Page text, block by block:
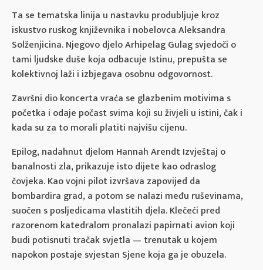
Ta se tematska linija u nastavku produbljuje kroz
iskustvo ruskog književnika i nobelovca Aleksandra
Solženjicina. Njegovo djelo Arhipelag Gulag svjedoči o
tami ljudske duše koja odbacuje Istinu, prepušta se
kolektivnoj laži i izbjegava osobnu odgovornost.
Završni dio koncerta vraća se glazbenim motivima s
početka i odaje počast svima koji su živjeli u istini, čak i
kada su za to morali platiti najvišu cijenu.
Epilog, nadahnut djelom Hannah Arendt Izvještaj o
banalnosti zla, prikazuje isto dijete kao odraslog
čovjeka. Kao vojni pilot izvršava zapovijed da
bombardira grad, a potom se nalazi među ruševinama,
suočen s posljedicama vlastitih djela. Klečeći pred
razorenom katedralom pronalazi papirnati avion koji
budi potisnuti tračak svjetla — trenutak u kojem
napokon postaje svjestan Sjene koja ga je obuzela.